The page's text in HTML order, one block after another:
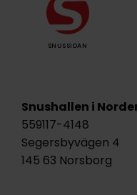
SNUSSIDAN
Snushallen i
559117-4148
Segersbyvägen 4
145 63 Norsborg